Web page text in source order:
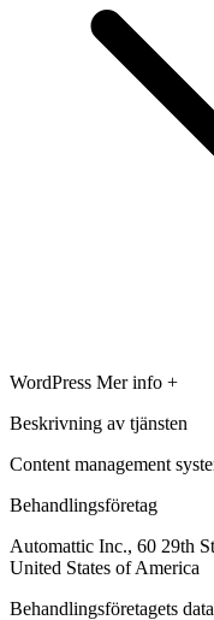
WordPress Mer info +
Beskrivning av tjänsten
Content management
Behandlingsföretag
Automattic Inc., 60 29th
United States of America
Behandlingsföretagets